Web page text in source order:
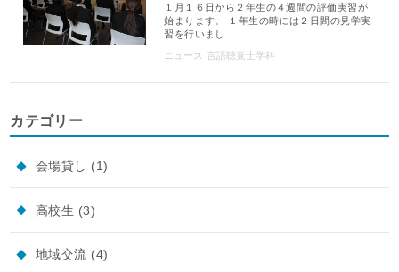
１月１６日から２年生の４週間の評価実習が
始まります。 １年生の時には２日間の見学実
習を行いまし . . .
ニュース 言語聴覚士学科
カテゴリー
会場貸し (1)
高校生 (3)
地域交流 (4)